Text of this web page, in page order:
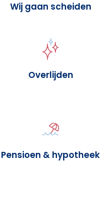
Wij gaan scheiden
Overlijden
Pensioen & hypotheek